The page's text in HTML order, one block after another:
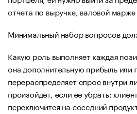
отчета по выручке, валовой
Минимальный набор вопросов
Какую роль выполняет каждая
она дополнительную прибыль или
перераспределяет спрос внутри
произойдет, если ее убрать:
переключится на соседний